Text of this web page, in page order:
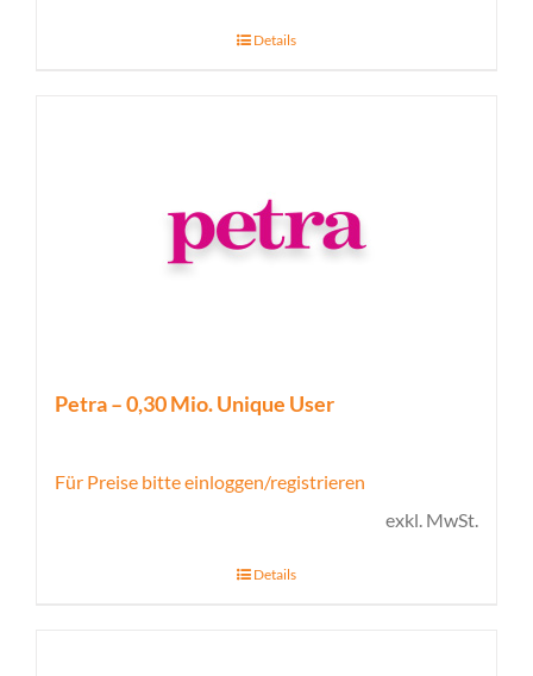
Details
Petra – 0,30 Mio. Unique User
Für Preise bitte einloggen/registrieren
exkl. MwSt.
Details